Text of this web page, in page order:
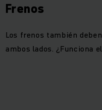
Frenos
Los frenos también
ambos lados. ¿Funciona